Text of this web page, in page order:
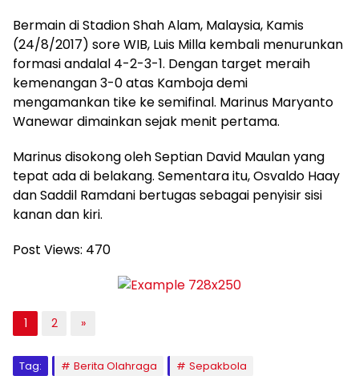
Bermain di Stadion Shah Alam, Malaysia, Kamis
(24/8/2017) sore WIB, Luis Milla kembali menurunkan
formasi andalal 4-2-3-1. Dengan target meraih
kemenangan 3-0 atas Kamboja demi
mengamankan tike ke semifinal. Marinus Maryanto
Wanewar dimainkan sejak menit pertama.
Marinus disokong oleh Septian David Maulan yang
tepat ada di belakang. Sementara itu, Osvaldo Haay
dan Saddil Ramdani bertugas sebagai penyisir sisi
kanan dan kiri.
Post Views: 470
1 2 »
Tag: Berita Olahraga Sepakbola